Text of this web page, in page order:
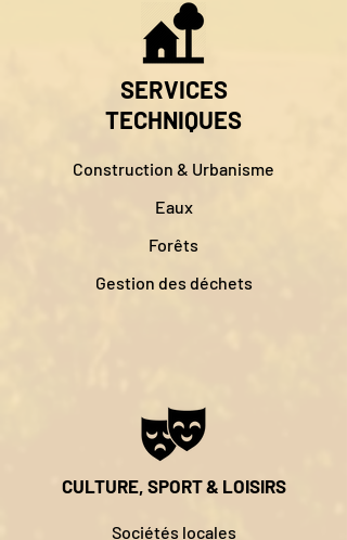
SERVICES
TECHNIQUES
Construction & Urbanisme
Eaux
Forêts
Gestion des déchets
CULTURE, SPORT & LOISIRS
Sociétés locales